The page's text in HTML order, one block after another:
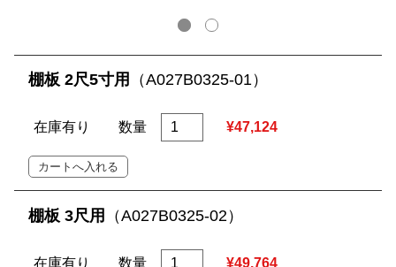
棚板 2尺5寸用 （A027B0325-01）
在庫有り 数量 ¥47,124
棚板 3尺用 （A027B0325-02）
在庫有り 数量 ¥49,764